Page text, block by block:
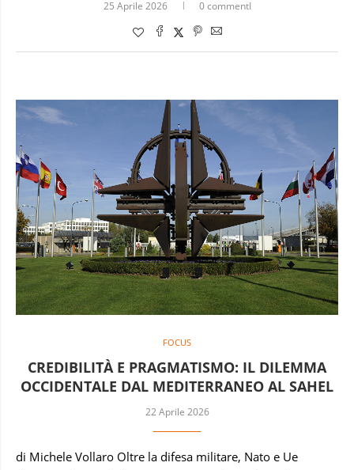
25 Aprile 2026 0 commentI
FOCUS
CREDIBILITÀ E PRAGMATISMO: IL DILEMMA
OCCIDENTALE DAL MEDITERRANEO AL SAHEL
22 Aprile 2026
di Michele Vollaro Oltre la difesa militare, Nato e Ue